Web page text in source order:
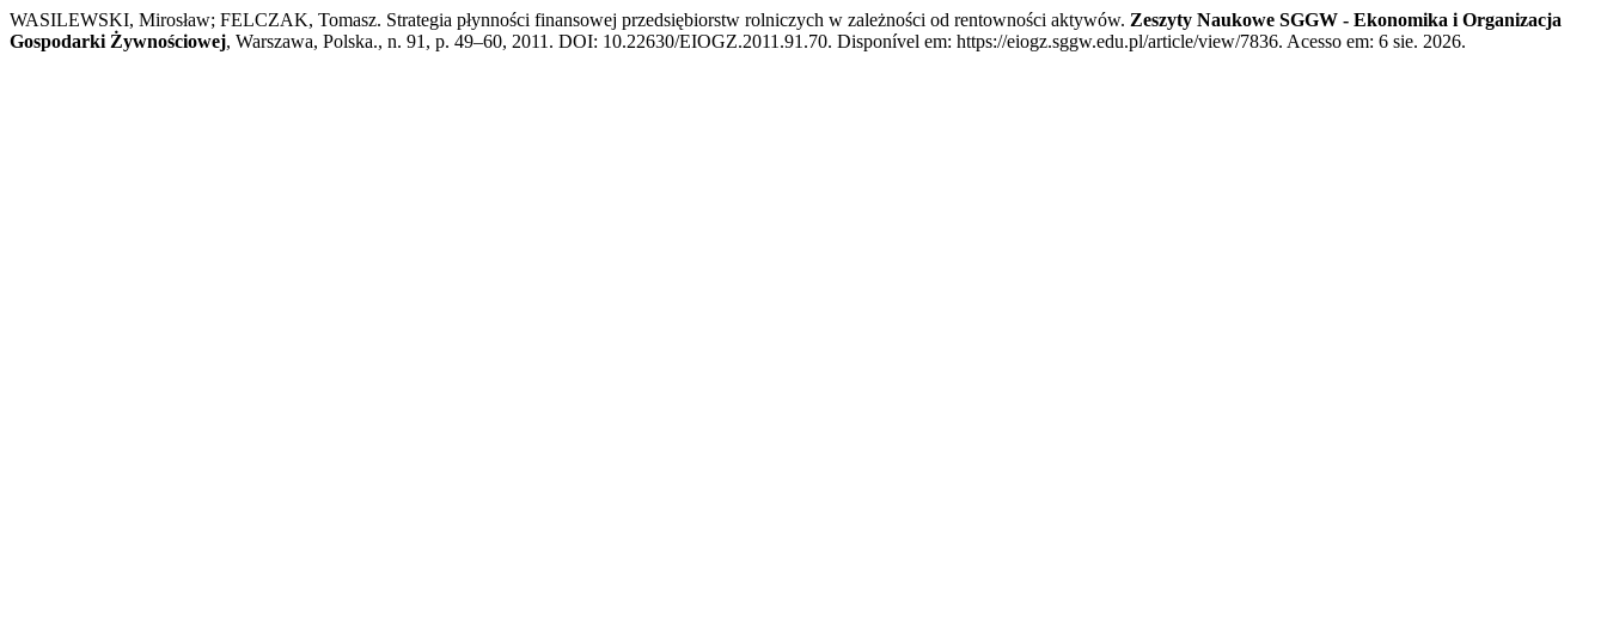
WASILEWSKI, Mirosław; FELCZAK, Tomasz. Strategia płynności finansowej przedsiębiorstw rolniczych w zależności od rentowności aktywów. Zeszyty Naukowe SGGW - Ekonomika i Organizacja
Gospodarki Żywnościowej, Warszawa, Polska., n. 91, p. 49–60, 2011. DOI: 10.22630/EIOGZ.2011.91.70. Disponível em: https://eiogz.sggw.edu.pl/article/view/7836. Acesso em: 6 sie. 2026.